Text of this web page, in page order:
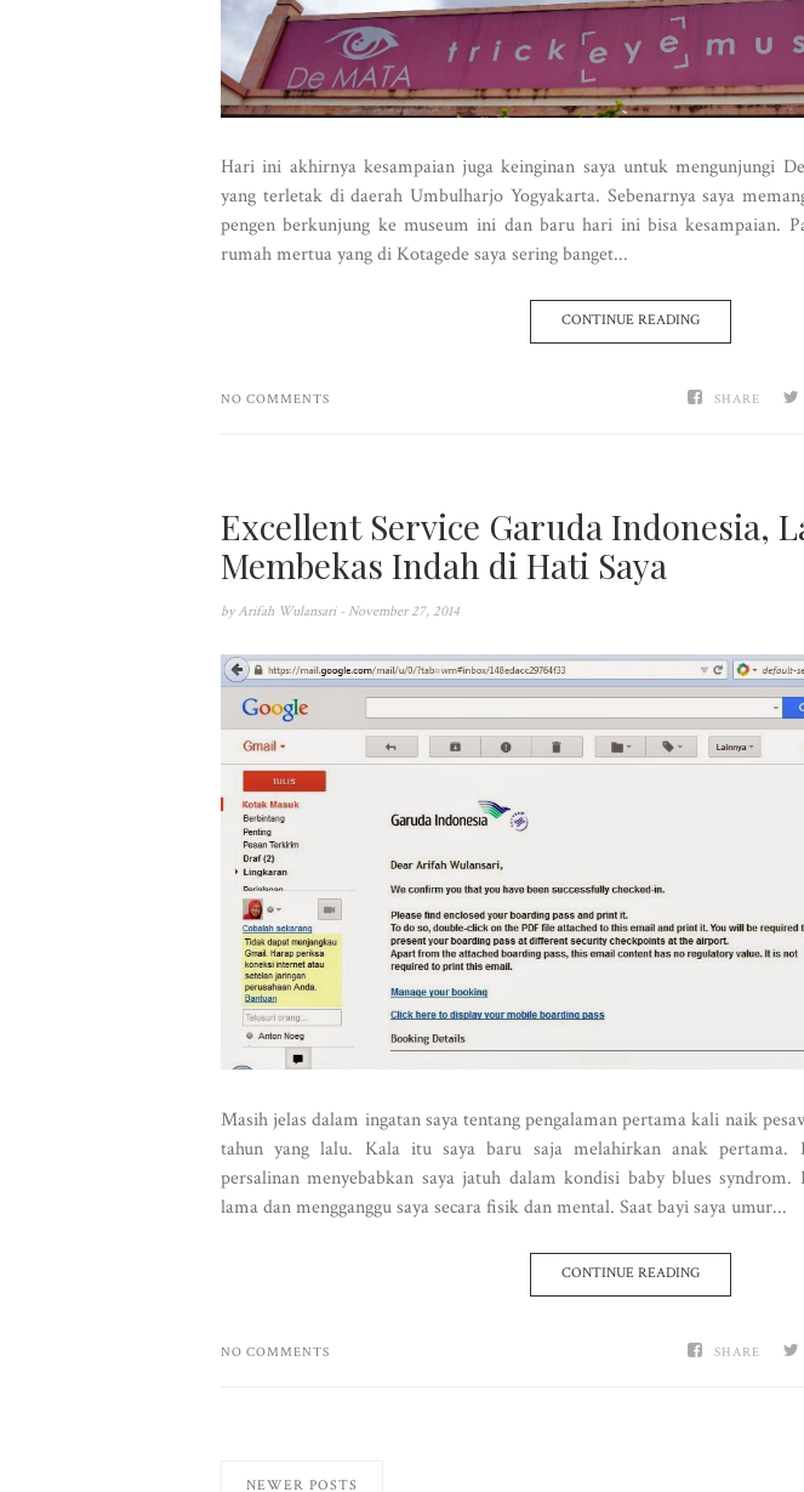
Hari ini akhirnya kesampaian juga keinginan saya untuk mengunjungi
yang terletak di daerah Umbulharjo Yogyakarta. Sebenarnya saya
pengen berkunjung ke museum ini dan baru hari ini bisa kesampaian.
rumah mertua yang di Kotagede saya sering banget...
CONTINUE READING
SHARE
NO COMMENTS
Excellent Service Garuda Indonesia,
Membekas Indah di Hati Saya
by Arifah Wulansari - November 27, 2014
Masih jelas dalam ingatan saya tentang pengalaman pertama kali naik
tahun yang lalu. Kala itu saya baru saja melahirkan anak pertama.
persalinan menyebabkan saya jatuh dalam kondisi baby blues
lama dan mengganggu saya secara fisik dan mental. Saat bayi saya umur...
CONTINUE READING
SHARE
NO COMMENTS
NEWER POSTS